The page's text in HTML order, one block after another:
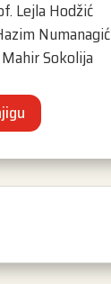
Lejla Hodžić
Numanagić
Sokolija